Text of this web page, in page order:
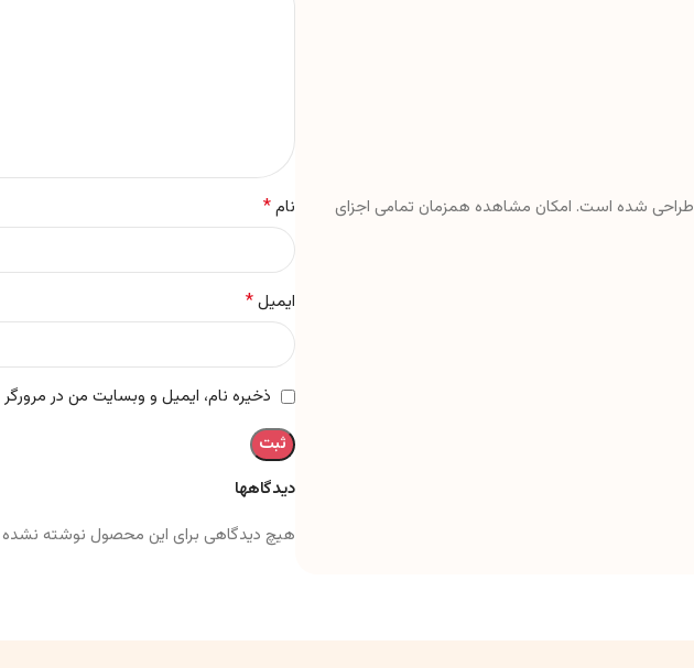
طراحی شده است. امکان مشاهده همزمان تمامی اجزای
دیدگاهها
هیچ دیدگاهی برای این محصول نوشته
نام*
ایمیل*
ذخیره نام، ایمیل و وبسایت من در